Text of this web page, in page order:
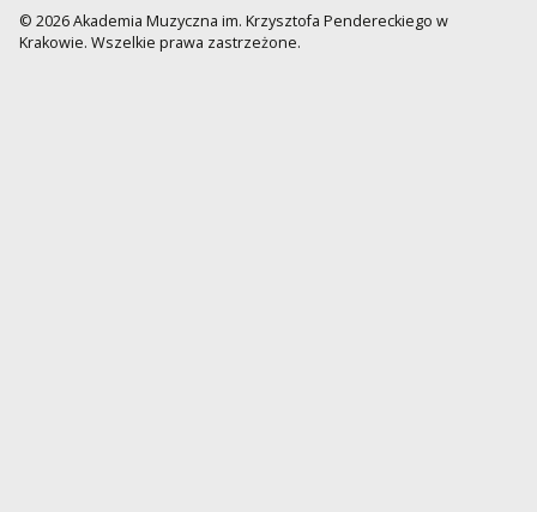
© 2026 Akademia Muzyczna im. Krzysztofa Pendereckiego w
Krakowie. Wszelkie prawa zastrzeżone.